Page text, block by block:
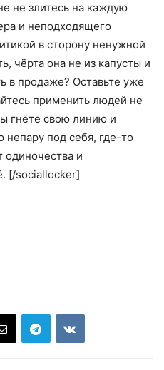
не злитесь на каждую
и неподходящего
в сторону ненужной
чёрта она не из капусты и
в продаже? Оставьте уже
применить людей не
гнёте свою линию и
непару под себя, где-то
одиночества и
[/sociallocker]